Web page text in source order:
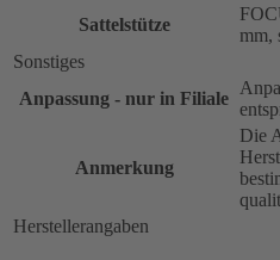
Sattelstütze
mm,
Sonstiges
Anpassung - nur in Filiale
Anmerkung
Die
Herstellerangaben